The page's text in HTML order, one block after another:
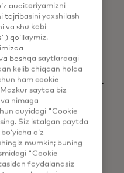
tijorat
auditoriyamizni
tajribasini yaxshilash
va shu kabi
qo‘llaymiz.
boshqa saytlardagi
kelib chiqqan holda
ham cookie
saytda biz
nimaga
quyidagi "Cookie
Siz istalgan paytda
o‘z
mumkin; buning
"Cookie
foydalanasiz